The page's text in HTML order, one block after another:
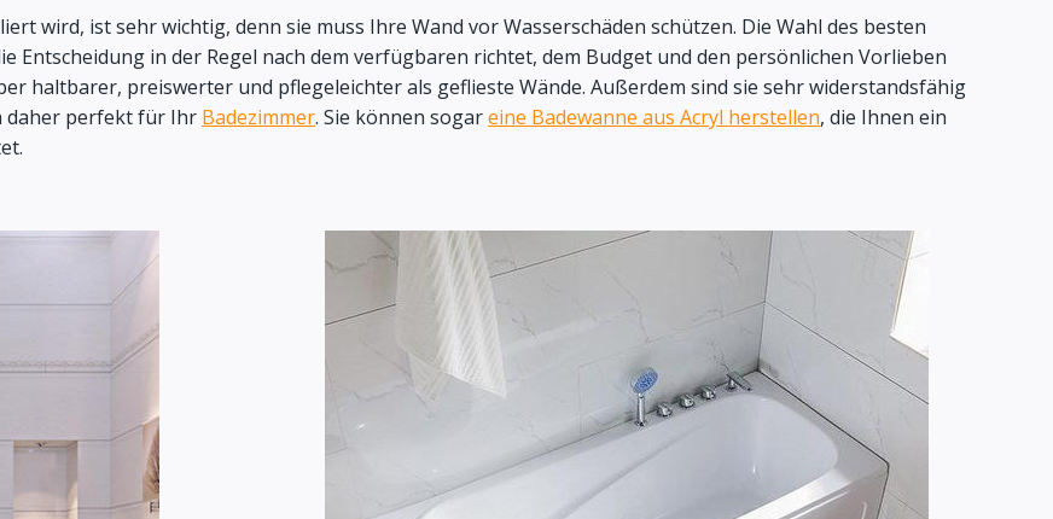
wird, ist sehr wichtig, denn sie muss Ihre Wand vor Wasserschäden schützen. Die Wahl des besten
Entscheidung in der Regel nach dem verfügbaren richtet, dem Budget und den persönlichen Vorlieben
haltbarer, preiswerter und pflegeleichter als geflieste Wände. Außerdem sind sie sehr widerstandsfähig
daher perfekt für Ihr Badezimmer. Sie können sogareine Badewanne aus Acryl herstellen, die Ihnen ein